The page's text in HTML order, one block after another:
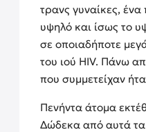
τρανς γυναίκες, ένα
υψηλό και ίσως το
σε οποιαδήποτε
του ιού HIV. Πάνω
που συμμετείχαν
Πενήντα άτομα
Δώδεκα από αυτά